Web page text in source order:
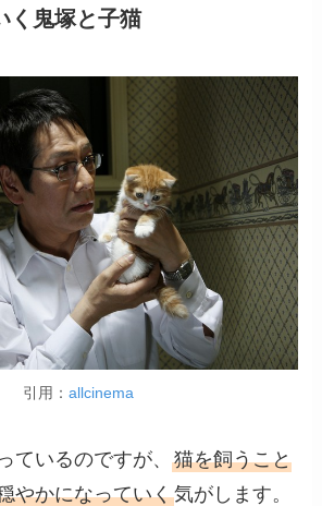
く鬼塚と子猫
引用： allcinema
ているのですが、猫を飼うこと
やかになっていく気がします。